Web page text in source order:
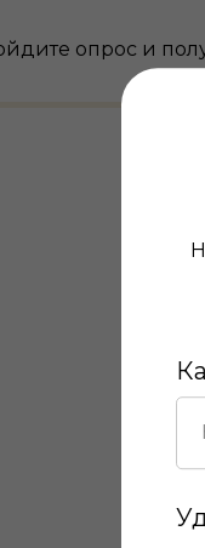
опрос и
ул., 11, корп. 1, ТЦ
д. 2, ТРЦ
д. 2, ТЦ